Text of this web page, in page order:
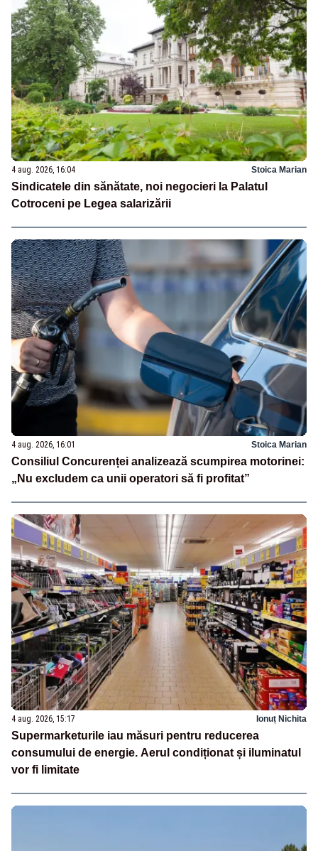
4 aug. 2026, 16:04 Stoica Marian
Sindicatele din sănătate, noi negocieri la Palatul
Cotroceni pe Legea salarizării
4 aug. 2026, 16:01 Stoica Marian
Consiliul Concurenței analizează scumpirea motorinei:
„Nu excludem ca unii operatori să fi profitat”
4 aug. 2026, 15:17 Ionuț Nichita
Supermarketurile iau măsuri pentru reducerea
consumului de energie. Aerul condiționat și iluminatul
vor fi limitate